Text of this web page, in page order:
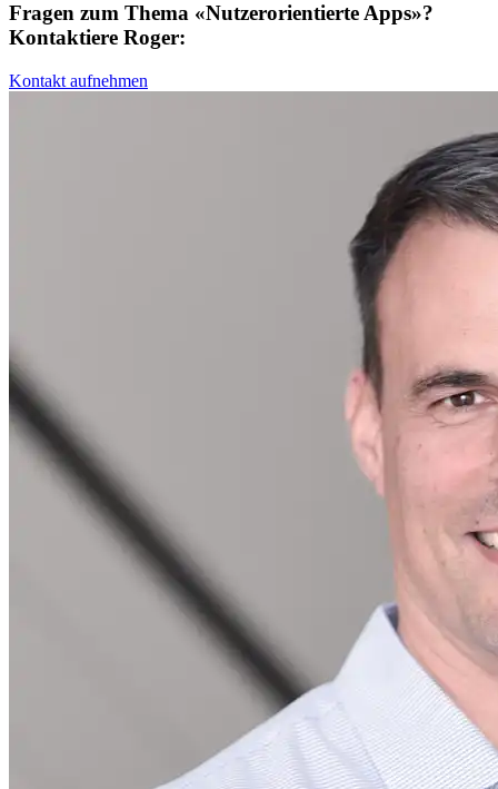
Fragen zum Thema «Nutzerorientierte Apps»?
Kontaktiere Roger:
Kontakt aufnehmen